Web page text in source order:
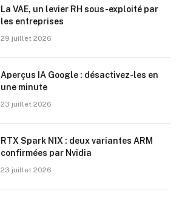
La VAE, un levier RH sous-exploité par
les entreprises
29 juillet 2026
Aperçus IA Google : désactivez-les en
une minute
23 juillet 2026
RTX Spark N1X : deux variantes ARM
confirmées par Nvidia
23 juillet 2026